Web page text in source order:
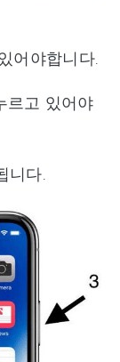
어야합니다.
르고 있어야
니다.